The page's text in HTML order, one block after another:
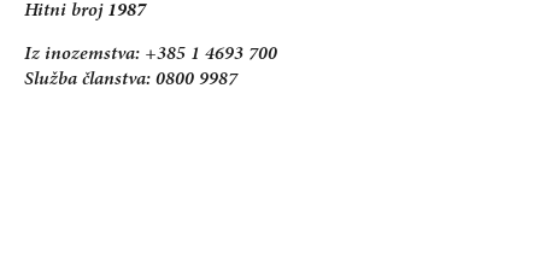
Hitni broj 1987
Iz inozemstva: +385 1 4693 700
Služba članstva: 0800 9987